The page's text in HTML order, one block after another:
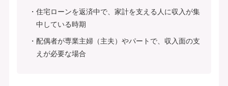
住宅ローンを返済中で、家計を支える人に収入が集
中している時期
配偶者が専業主婦（主夫）やパートで、収入面の支
えが必要な場合